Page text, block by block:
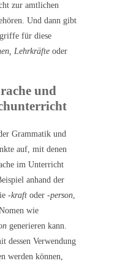
zur amtlichen
Und dann gibt
für diese
Lehrkräfte oder
und
Grammatik und
auf, mit denen
im Unterricht
anhand der
-kraft oder -person,
wie
generieren kann.
dessen Verwendung
werden können,